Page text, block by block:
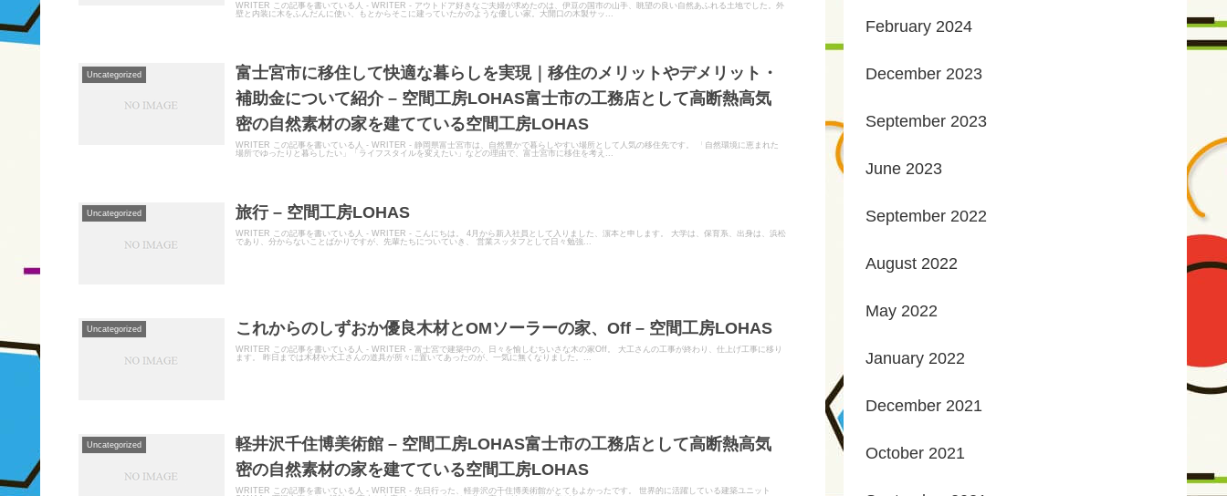
WRITER この記事を書いている人 - WRITER - アウトドア好きなご夫婦が求めたのは、伊豆の国市の山手、眺望の良い自然あふれる土地でした。外
壁と内装に木をふんだんに使い、もとからそこに建っていたかのような優しい家。大開口の木製サッ...
Uncategorized
富士宮市に移住して快適な暮らしを実現｜移住のメリットやデメリット・
補助金について紹介 – 空間工房LOHAS富士市の工務店として高断熱高気
密の自然素材の家を建てている空間工房LOHAS
WRITER この記事を書いている人 - WRITER - 静岡県富士宮市は、自然豊かで暮らしやすい場所として人気の移住先です。 「自然環境に恵まれた
場所でゆったりと暮らしたい」「ライフスタイルを変えたい」などの理由で、富士宮市に移住を考え...
Uncategorized 旅行 – 空間工房LOHAS
WRITER この記事を書いている人 - WRITER - こんにちは。 4月から新入社員として入りました、濵本と申します。 大学は、保育系、出身は、浜松
であり、分からないことばかりですが、先輩たちについていき、 営業スッタフとして日々勉強...
Uncategorized これからのしずおか優良木材とOMソーラーの家、Off – 空間工房LOHAS
WRITER この記事を書いている人 - WRITER - 富士宮で建築中の、日々を愉しむちいさな木の家Off。 大工さんの工事が終わり、仕上げ工事に移り
ます。 昨日までは木材や大工さんの道具が所々に置いてあったのが、一気に無くなりました。...
Uncategorized
軽井沢千住博美術館 – 空間工房LOHAS富士市の工務店として高断熱高気
密の自然素材の家を建てている空間工房LOHAS
WRITER この記事を書いている人 - WRITER - 先日行った、軽井沢の千住博美術館がとてもよかったです。 世界的に活躍している建築ユニット
February 2024
December 2023
September 2023
June 2023
September 2022
August 2022
May 2022
January 2022
December 2021
October 2021